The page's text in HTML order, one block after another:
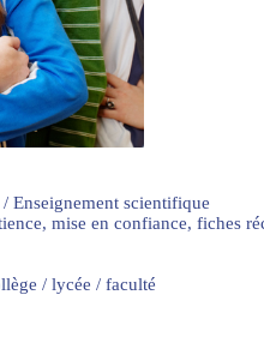
Enseignement scientifique
mise en confiance, fiches
/ lycée / faculté